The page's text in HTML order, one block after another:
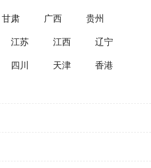
甘肃 广西 贵州
江苏 江西 辽宁
四川 天津 香港